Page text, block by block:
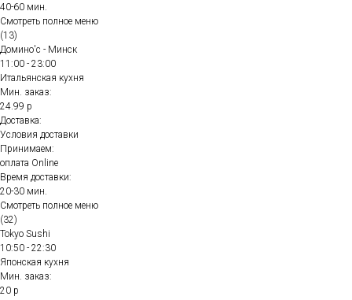
40-60 мин.
Смотреть полное меню
(13)
Домино'с - Минск
11:00 - 23:00
Итальянская кухня
Мин. заказ:
24.99 р
Доставка:
Условия доставки
Принимаем:
оплата Online
Время доставки:
20-30 мин.
Смотреть полное меню
(32)
Tokyo Sushi
10:50 - 22:30
Японская кухня
Мин. заказ:
20 р